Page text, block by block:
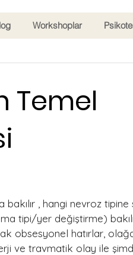
Workshoplar
Temel
, hangi nevroz
tipi/yer değiştirme)
obsesyonel hatırlar,
ve travmatik olay ile